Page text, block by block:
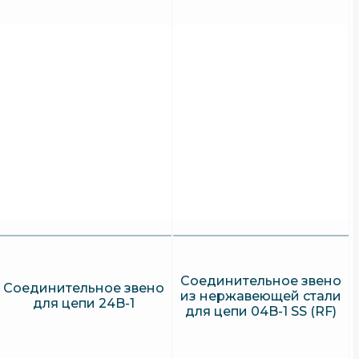
Соединительное звено
для цепи 24B-1
Соединительное звено
из нержавеющей стали
для цепи 04B-1 SS (RF)